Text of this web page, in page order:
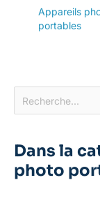
Appareils
portables
Dans la
photo